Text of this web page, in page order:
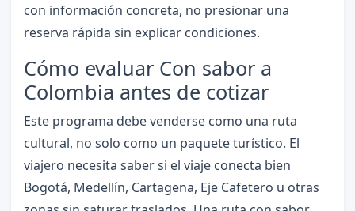
con información concreta, no presionar una
reserva rápida sin explicar condiciones.
Cómo evaluar Con sabor a
Colombia antes de cotizar
Este programa debe venderse como una ruta
cultural, no solo como un paquete turístico. El
viajero necesita saber si el viaje conecta bien
Bogotá, Medellín, Cartagena, Eje Cafetero u otras